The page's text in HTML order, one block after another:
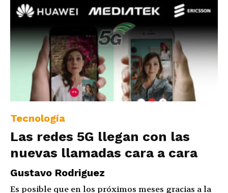
Tecnología
Las redes 5G llegan con las
nuevas llamadas cara a cara
Gustavo Rodriguez
Es posible que en los próximos meses gracias a la